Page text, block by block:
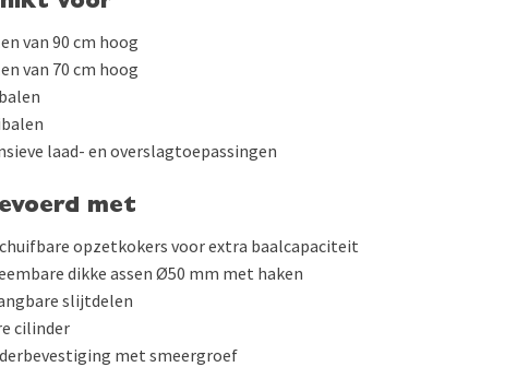
van 90 cm hoog
van 70 cm hoog
laad- en overslagtoepassingen
met
opzetkokers voor extra baalcapaciteit
dikke assen Ø50 mm met haken
slijtdelen
cilinder
met smeergroef